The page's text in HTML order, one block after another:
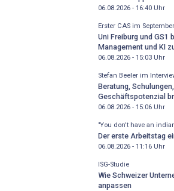
06.08.2026 - 16:40Uhr
Erster CAS im
Uni Freiburg und GS1
Management und KI
06.08.2026 - 15:03Uhr
Stefan Beeler im
Beratung,
Geschäftspotenzial
06.08.2026 - 15:06Uhr
"You don't have an
Der erste Arbeitstag
06.08.2026 - 11:16Uhr
ISG-Studie
Wie Schweizer
anpassen